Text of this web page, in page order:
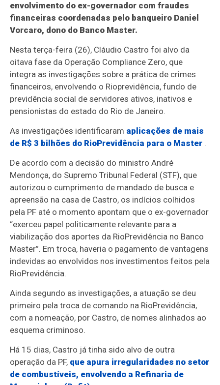
envolvimento do ex-governador com fraudes
financeiras coordenadas pelo banqueiro Daniel
Vorcaro, dono do Banco Master.
Nesta terça-feira (26), Cláudio Castro foi alvo da
oitava fase da Operação Compliance Zero, que
integra as investigações sobre a prática de crimes
financeiros, envolvendo o Rioprevidência, fundo de
previdência social de servidores ativos, inativos e
pensionistas do estado do Rio de Janeiro.
As investigações identificaram aplicações de mais
de R$ 3 bilhões do RioPrevidência para o Master .
De acordo com a decisão do ministro André
Mendonça, do Supremo Tribunal Federal (STF), que
autorizou o cumprimento de mandado de busca e
apreensão na casa de Castro, os indícios colhidos
pela PF até o momento apontam que o ex-governador
“exerceu papel politicamente relevante para a
viabilização dos aportes da RioPrevidência no Banco
Master”. Em troca, haveria o pagamento de vantagens
indevidas ao envolvidos nos investimentos feitos pela
RioPrevidência.
Ainda segundo as investigações, a atuação se deu
primeiro pela troca de comando na RioPrevidência,
com a nomeação, por Castro, de nomes alinhados ao
esquema criminoso.
Há 15 dias, Castro já tinha sido alvo de outra
operação da PF, que apura irregularidades no setor
de combustíveis, envolvendo a Refinaria de